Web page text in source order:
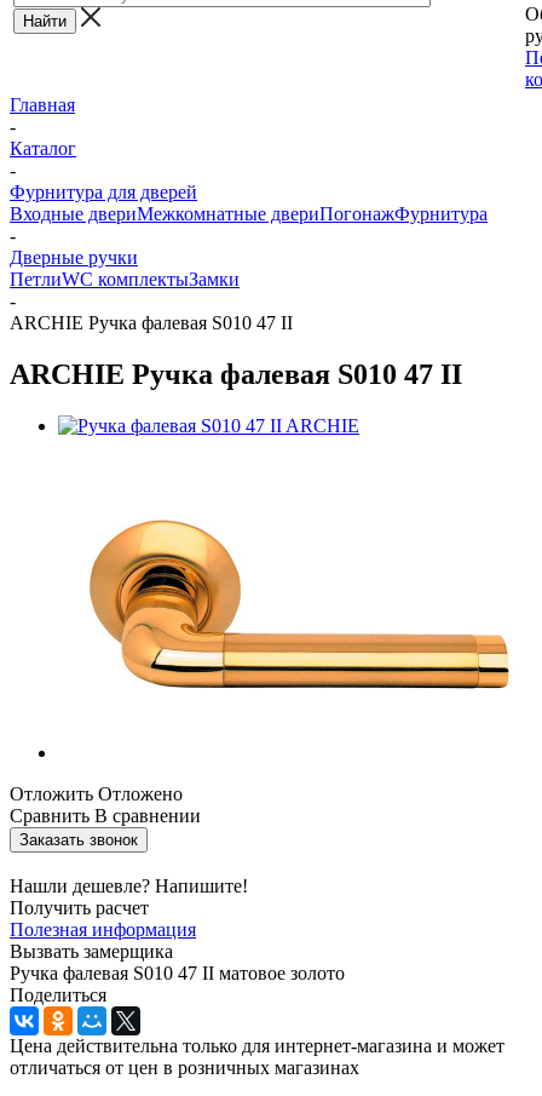
Главная
-
Каталог
-
Фурнитура для дверей
Входные двериМежкомнатные двериПогонажФурнитура
-
Дверные ручки
ПетлиWC комплектыЗамки
-
ARCHIE Ручка фалевая S010 47 II
ARCHIE Ручка фалевая S010 47 II
Отложить Отложено
Сравнить В сравнении
Заказать звонок
Нашли дешевле? Напишите!
Получить расчет
Полезная информация
Вызвать замерщика
Ручка фалевая S010 47 II матовое золото
Поделиться
Цена действительна только для интернет-магазина и может
отличаться от цен в розничных магазинах